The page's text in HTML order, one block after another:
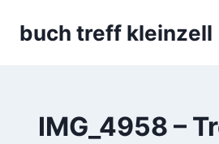
buch treff kleinzell
IMG_4958 –